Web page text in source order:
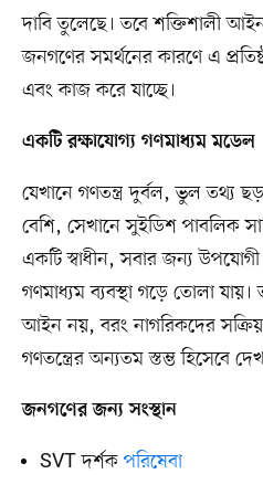
দাবি তুলেছে। তবে শক্তিশালী
জনগণের সমর্থনের কারণে এ
এবং কাজ করে যাচ্ছে।
একটি রক্ষাযোগ্য গণমাধ্যম মডেল
যেখানে গণতন্ত্র দুর্বল, ভুল তথ্য
বেশি, সেখানে সুইডিশ পাবলিক
একটি স্বাধীন, সবার জন্য
গণমাধ্যম ব্যবস্থা গড়ে তোলা
আইন নয়, বরং নাগরিকদের
গণতন্ত্রের অন্যতম স্তম্ভ হিসেবে
জনগণের জন্য সংস্থান
SVT দর্শক পরিষেবা